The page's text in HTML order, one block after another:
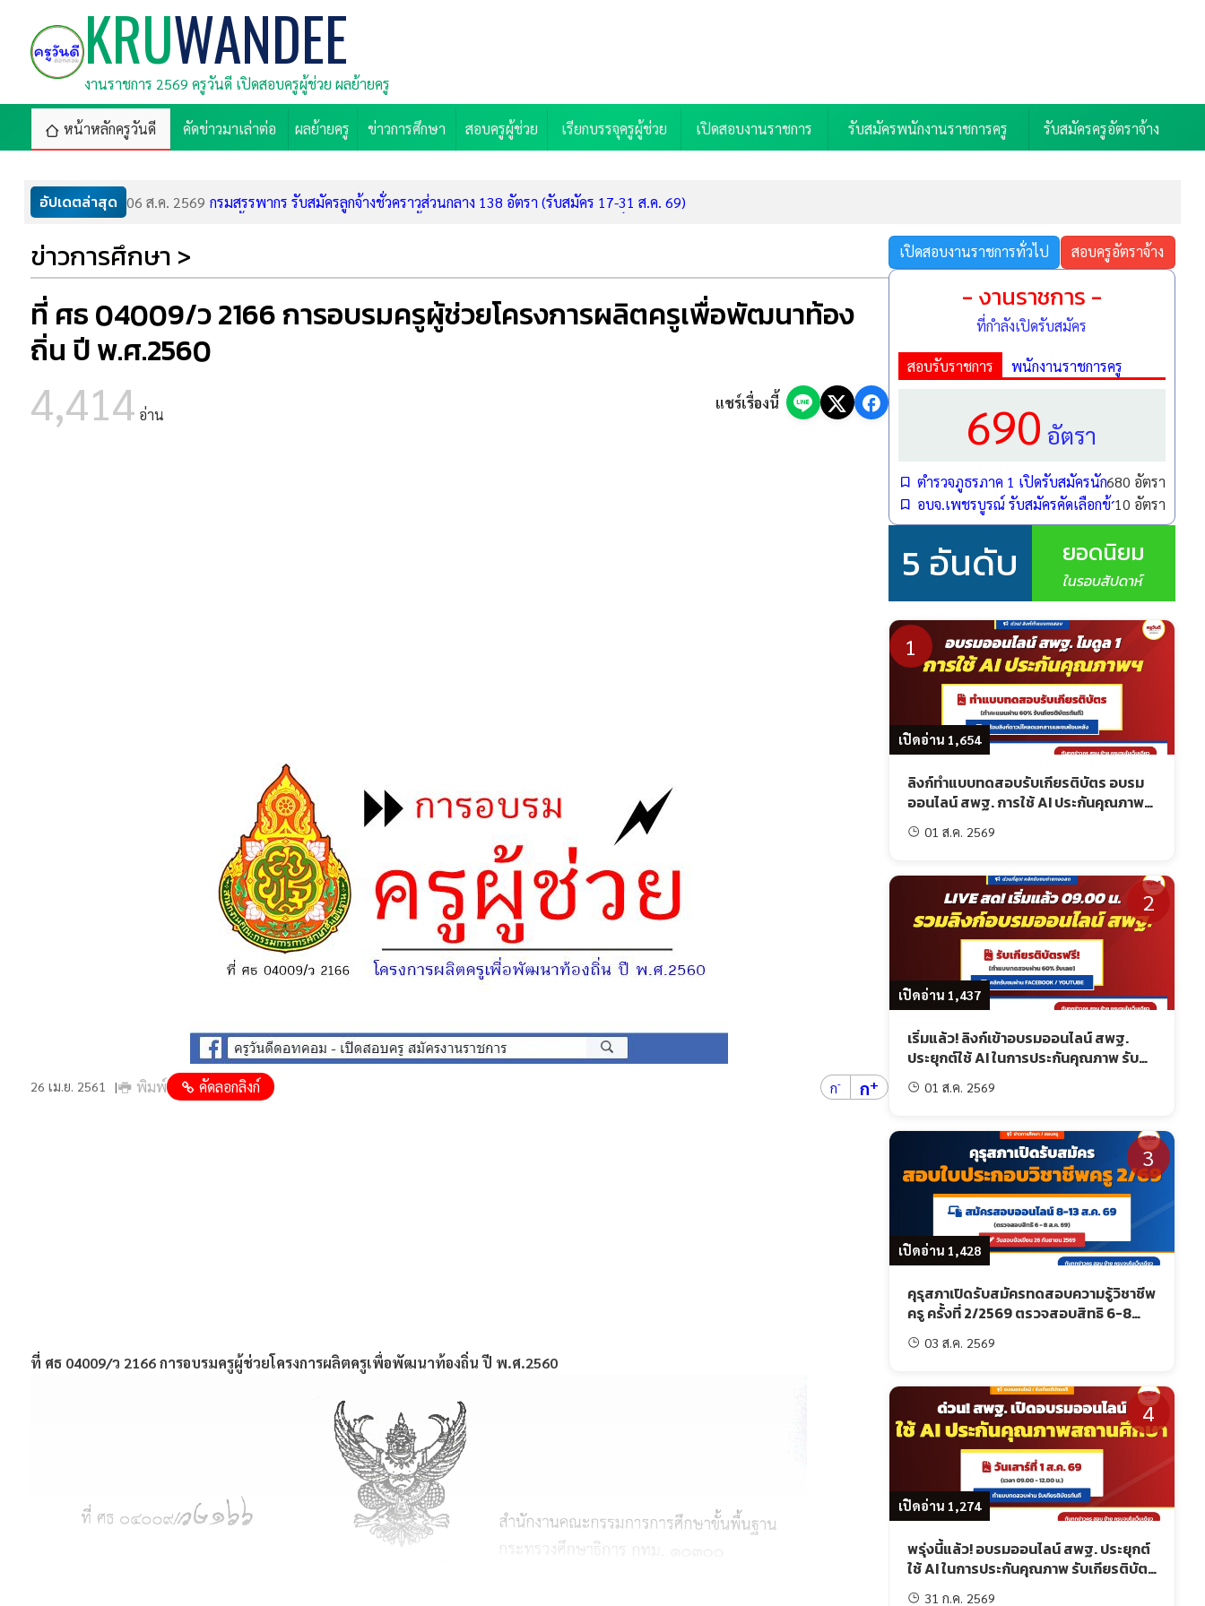
KRUWANDEE
งานราชการ 2569 ครูวันดี เปิดสอบครูผู้ช่วย ผลย้ายครู
หน้าหลักครูวันดี คัดข่าวมาเล่าต่อ ผลย้ายครู ข่าวการศึกษา สอบครูผู้ช่วย เรียกบรรจุครูผู้ช่วย เปิดสอบงานราชการ รับสมัครพนักงานราชการครู รับสมัครครูอัตราจ้าง
อัปเดตล่าสุด 06 ส.ค. 2569 กรมสรรพากร รับสมัครลูกจ้างชั่วคราวส่วนกลาง 138 อัตรา (รับสมัคร 17-31 ส.ค. 69)
06 ส.ค. 2569
06 ส.ค. 2569
สพม.บุรีรัมย์ รับสมัครพนักงานราชการ ตำแหน่งครูผู้สอน 5 อัตรา (รับสมัคร 10-14 ส.ค. 69)
05 ส.ค. 2569 ศูนย์การศึกษาพิเศษประจำจังหวัดมหาสารคาม รับสมัครพนักงานราชการ ตำแหน่งครูผู้สอน 2 อัตรา (รับสมัคร 3-7 ส.ค. 69)
05 ส.ค. 2569
โรงเรียนศึกษาพิเศษพะเยา รับสมัครพนักงานราชการ ตำแหน่งครูผู้สอน 2 อัตรา (รับสมัคร 5-11 ส.ค. 69)
05 ส.ค. 2569 ศูนย์การศึกษาพิเศษ ประจำจังหวัดลำปาง รับสมัครพนักงานราชการ ตำแหน่งครูผู้สอน (รับสมัคร 11-18 ส.ค. 69)
05 ส.ค. 2569
รร.เชียงรายปัญญานุกูล รับสมัครพนักงานราชการครู 2 อัตรา นาฏศิลป์-ทั่วไป รับสมัคร 6-13 ส.ค. 69
ข่าวการศึกษา >
ที่ ศธ 04009/ว 2166 การอบรมครูผู้ช่วยโครงการผลิตครูเพื่อพัฒนาท้อง
ถิ่น ปี พ.ศ.2560
4,414 อ่าน
แชร์เรื่องนี้
26 เม.ย. 2561 พิมพ์ คัดลอกลิงก์ ก- ก+
ที่ ศธ 04009/ว 2166 การอบรมครูผู้ช่วยโครงการผลิตครูเพื่อพัฒนาท้องถิ่น ปี พ.ศ.2560
เปิดสอบงานราชการทั่วไป สอบครูอัตราจ้าง
- งานราชการ -
ที่กำลังเปิดรับสมัคร
สอบรับราชการ พนักงานราชการครู
690 อัตรา
ตำรวจภูธรภาค 1 เปิดรับสมัครนักเรียนนายสิบต
680 อัตรา
อบจ.เพชรบูรณ์ รับสมัครคัดเลือกข้าราชการกร
10 อัตรา
5 อันดับ ยอดนิยม
ในรอบสัปดาห์
เปิดอ่าน 1,654
1
ลิงก์ทำแบบทดสอบรับเกียรติบัตร อบรม
ออนไลน์ สพฐ. การใช้ AI ประกันคุณภาพ
สถานศึกษา โมดูล 1
01 ส.ค. 2569
เปิดอ่าน 1,437
2
เริ่มแล้ว! ลิงก์เข้าอบรมออนไลน์ สพฐ.
ประยุกต์ใช้ AI ในการประกันคุณภาพ รับ
เกียรติบัตรฟรี
01 ส.ค. 2569
เปิดอ่าน 1,428
3
คุรุสภาเปิดรับสมัครทดสอบความรู้วิชาชีพ
ครู ครั้งที่ 2/2569 ตรวจสอบสิทธิ 6-8
ส.ค. และสมัคร 8-13 ส.ค. 69
03 ส.ค. 2569
เปิดอ่าน 1,274
4
พรุ่งนี้แล้ว! อบรมออนไลน์ สพฐ. ประยุกต์
ใช้ AI ในการประกันคุณภาพ รับเกียรติบัตร
ฟรี 31 ก.ค. 2569